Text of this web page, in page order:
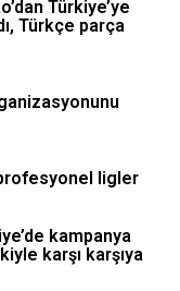
Türkiye’ye
Türkçe parça
ligler
kampanya
karşı karşıya